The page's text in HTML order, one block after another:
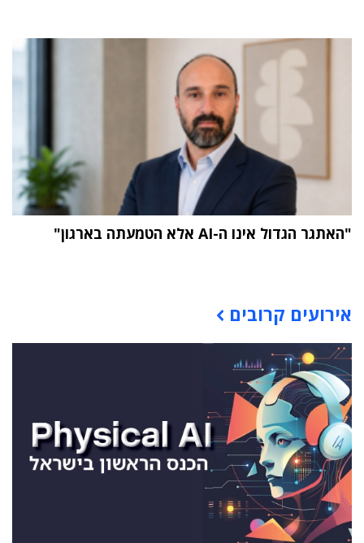
"האתגר הגדול אינו ה-AI אלא הטמעתה בארגון"
אירועים קרובים